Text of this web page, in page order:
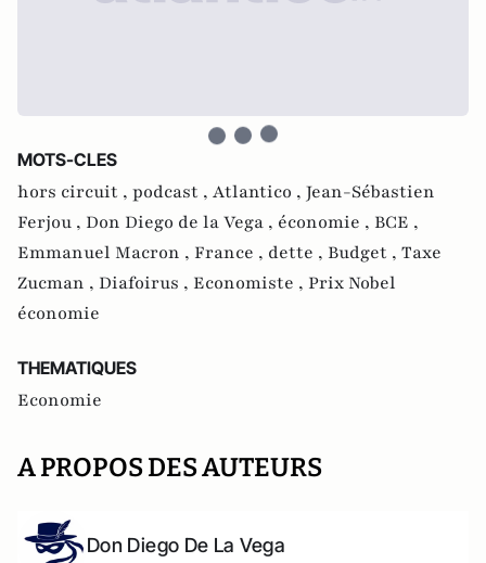
MOTS-CLES
hors circuit , podcast , Atlantico , Jean-Sébastien
Ferjou , Don Diego de la Vega , économie , BCE ,
Emmanuel Macron , France , dette , Budget , Taxe
Zucman , Diafoirus , Economiste , Prix Nobel
économie
THEMATIQUES
Economie
A PROPOS DES AUTEURS
Don Diego De La Vega